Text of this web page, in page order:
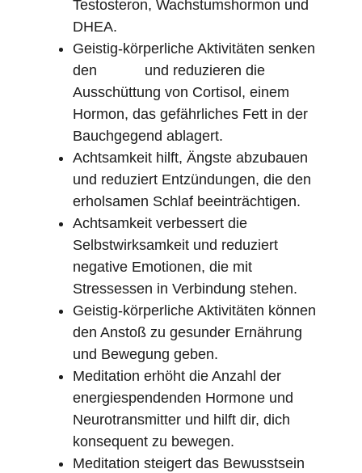
Testosteron, Wachstumshormon und
DHEA.
Geistig-körperliche Aktivitäten senken
den
und reduzieren die
Ausschüttung von Cortisol, einem
Hormon, das gefährliches Fett in der
Bauchgegend ablagert.
Achtsamkeit hilft, Ängste abzubauen
und reduziert Entzündungen, die den
erholsamen Schlaf beeinträchtigen.
Achtsamkeit verbessert die
Selbstwirksamkeit und reduziert
negative Emotionen, die mit
Stressessen in Verbindung stehen.
Geistig-körperliche Aktivitäten können
den Anstoß zu gesunder Ernährung
und Bewegung geben.
Meditation erhöht die Anzahl der
energiespendenden Hormone und
Neurotransmitter und hilft dir, dich
konsequent zu bewegen.
Meditation steigert das Bewusstsein